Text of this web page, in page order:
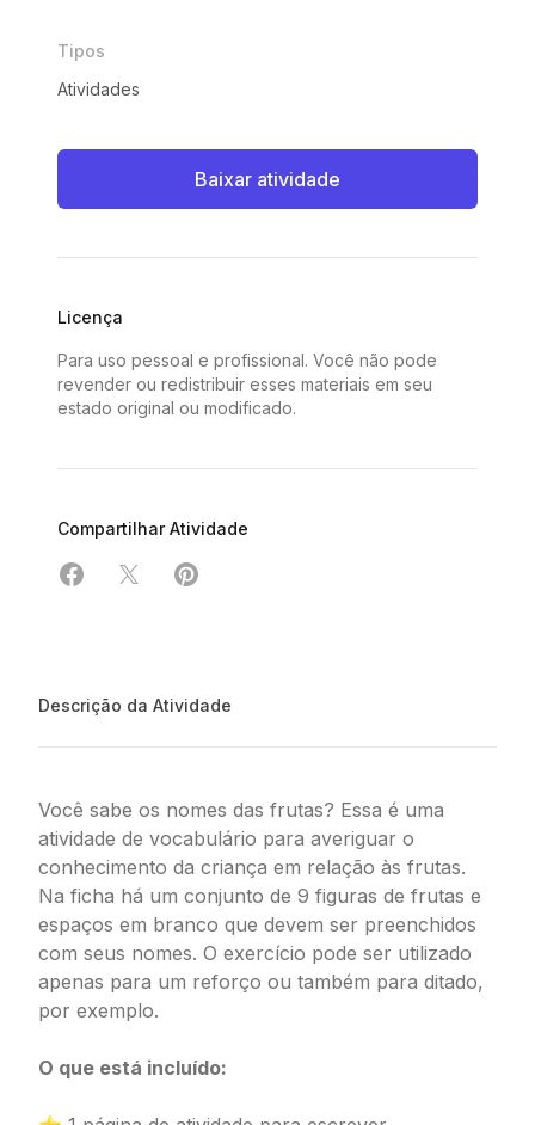
Tipos
Atividades
Baixar atividade
Licença
Para uso pessoal e profissional. Você não pode
revender ou redistribuir esses materiais em seu
estado original ou modificado.
Compartilhar Atividade
Compartilhar em Facebook
Compartilhar em X
Compartilhar em Pinterest
Descrição da Atividade
Você sabe os nomes das frutas? Essa é uma
atividade de vocabulário para averiguar o
conhecimento da criança em relação às frutas.
Na ficha há um conjunto de 9 figuras de frutas e
espaços em branco que devem ser preenchidos
com seus nomes. O exercício pode ser utilizado
apenas para um reforço ou também para ditado,
por exemplo.
O que está incluído: